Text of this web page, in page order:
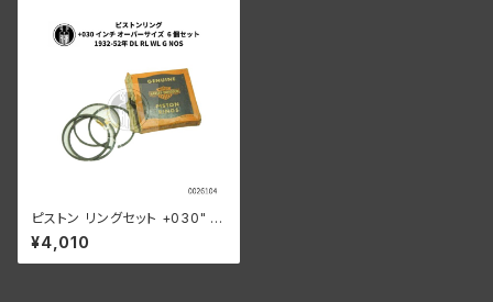
ピストン リングセット +030" O.
S. 6個セット 1932-52年 DL R
L WL G NOS
¥4,010